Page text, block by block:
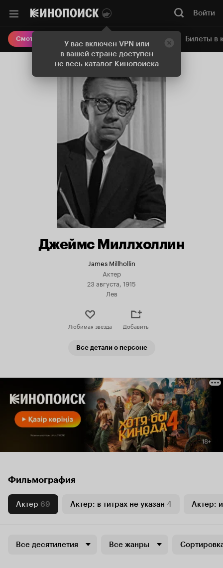
У вас включен VPN или
в вашей стране доступен
не весь каталог Кинопоиска
Войти
Смотреть кино Онлайн-кинотеатр Билеты в
Джеймс Миллхоллин
James Millhollin
Актер
23 августа, 1915
Лев
Любимая звезда Добавить
Все детали о персоне
Фильмография
Актер 69 Актер: в титрах не указан 4 Актер:
Все десятилетия Все жанры